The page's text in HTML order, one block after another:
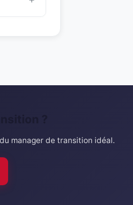
manager de transition idéal.